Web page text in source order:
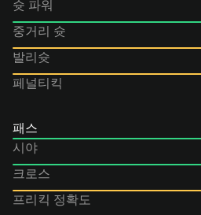
슛 파워
중거리 슛
발리슛
페널티킥
패스
시야
크로스
프리킥 정확도